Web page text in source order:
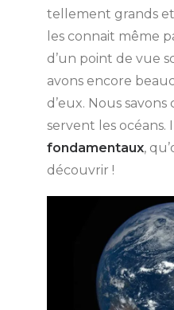
tellement grands
les connait même
d’un point de vue
avons encore
d’eux. Nous
servent les océans.
fondamentaux,
découvrir !